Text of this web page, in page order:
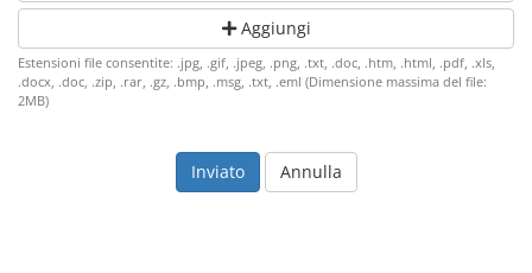
Aggiungi
Estensioni file consentite: .jpg, .gif, .jpeg, .png, .txt, .doc, .htm, .html, .pdf, .xls,
.docx, .doc, .zip, .rar, .gz, .bmp, .msg, .txt, .eml (Dimensione massima del file:
2MB)
Annulla